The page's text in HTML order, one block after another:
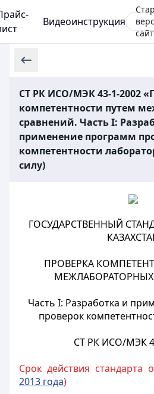
Видеоинструкция
СТ РК ИСО/МЭК 43-1-2002
компетентности путем
сравнений. Часть I:
применение программ
компетентности
силу)
ГОСУДАРСТВЕННЫЙ
ПРОВЕРКА
Часть I: Разработка и
проверок
СТ РК ИСО/МЭК
Срок действия стандарта
2013 года)